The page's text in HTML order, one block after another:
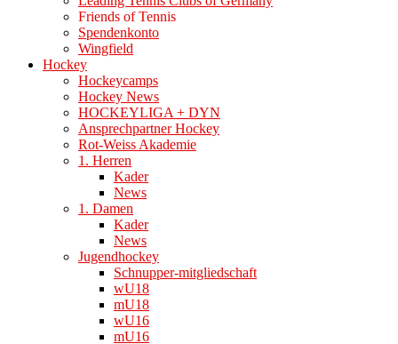
Friends of Tennis
Spendenkonto
Wingfield
Hockey
Hockeycamps
Hockey News
HOCKEYLIGA + DYN
Ansprechpartner Hockey
Rot-Weiss Akademie
1. Herren
Kader
News
1. Damen
Kader
News
Jugendhockey
Schnupper-mitgliedschaft
wU18
mU18
wU16
mU16